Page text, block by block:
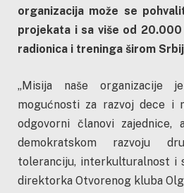
organizacija može se
projekata i sa više od
radionica i treninga širom
„Misija naše organizacije
mogućnosti za razvoj dece i
odgovorni članovi zajednice,
demokratskom razvoju
toleranciju, interkulturalnost i
direktorka Otvorenog kluba